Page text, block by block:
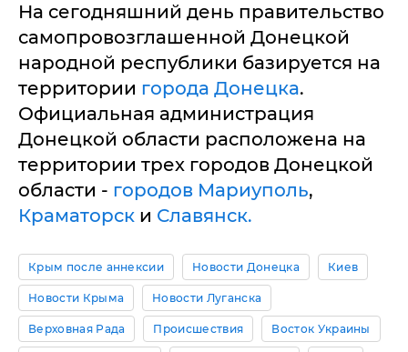
На сегодняшний день правительство
самопровозглашенной Донецкой
народной республики базируется на
территории города Донецка.
Официальная администрация
Донецкой области расположена на
территории трех городов Донецкой
области - городов Мариуполь,
Краматорск и Славянск.
Крым после аннексии Новости Донецка Киев
Новости Крыма Новости Луганска
Верховная Рада Происшествия Восток Украины